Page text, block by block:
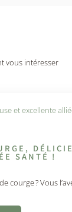
vous intéresser
SANTÉ !
courge ? Vous